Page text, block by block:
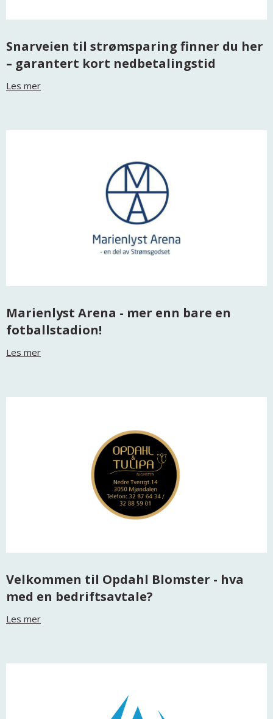
Snarveien til strømsparing finner du her
– garantert kort nedbetalingstid
Les mer
Marienlyst Arena - mer enn bare en
fotballstadion!
Les mer
Velkommen til Opdahl Blomster - hva
med en bedriftsavtale?
Les mer